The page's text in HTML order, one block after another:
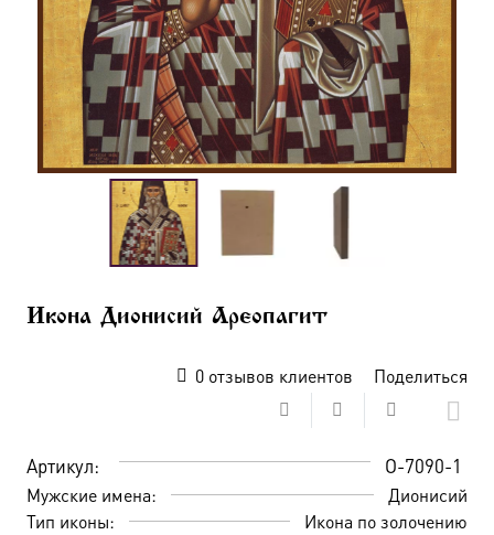
Икона Дионисий Ареопагит
0отзывов клиентов Поделиться
Артикул: O-7090-1
Мужские имена:
Дионисий
Тип иконы:
Икона по золочению